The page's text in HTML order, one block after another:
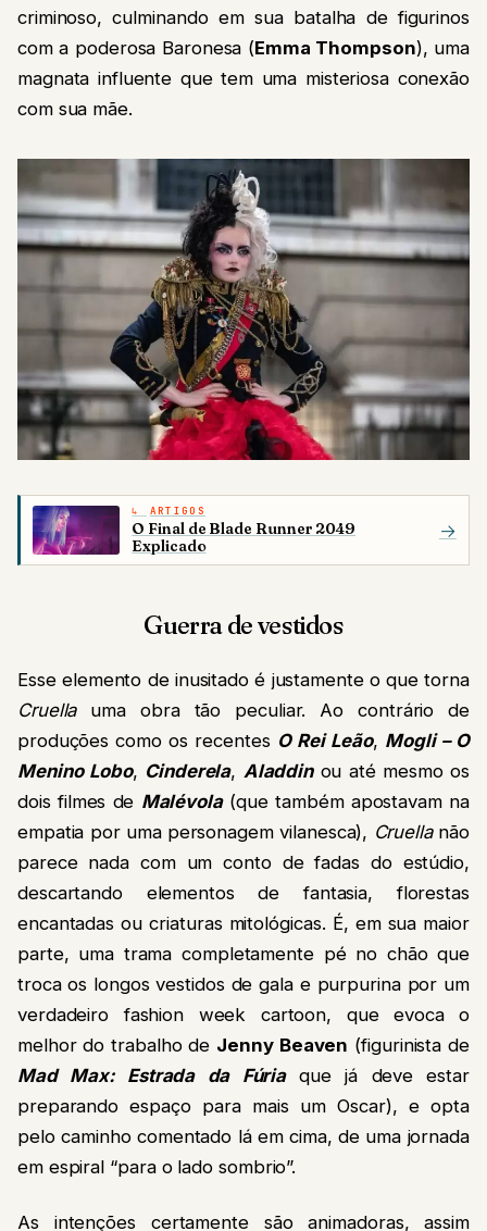
criminoso, culminando em sua batalha de figurinos
com a poderosa Baronesa (Emma Thompson), uma
magnata influente que tem uma misteriosa conexão
com sua mãe.
ARTIGOS
O Final de Blade Runner 2049
Explicado
→
Guerra de vestidos
Esse elemento de inusitado é justamente o que torna
Cruellauma obra tão peculiar. Ao contrário de
produções como os recentes O Rei Leão, Mogli – O
Menino Lobo, Cinderela, Aladdinou até mesmo os
dois filmes de Malévola(que também apostavam na
empatia por uma personagem vilanesca), Cruellanão
parece nada com um conto de fadas do estúdio,
descartando elementos de fantasia, florestas
encantadas ou criaturas mitológicas. É, em sua maior
parte, uma trama completamente pé no chão que
troca os longos vestidos de gala e purpurina por um
verdadeiro fashion week cartoon, que evoca o
melhor do trabalho de Jenny Beaven (figurinista de
Mad Max: Estrada da Fúriaque já deve estar
preparando espaço para mais um Oscar), e opta
pelo caminho comentado lá em cima, de uma jornada
em espiral “para o lado sombrio”.
As intenções certamente são animadoras, assim